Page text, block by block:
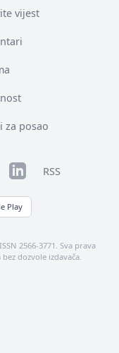
vijest
za posao
LinkedInRSS
Play
2566-3771. Sva prava
dozvole izdavača.